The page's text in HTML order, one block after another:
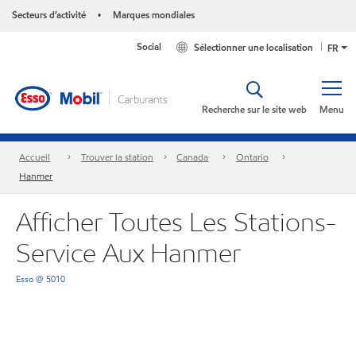
Secteurs d’activité • Marques mondiales
FR
Sélectionner une localisation
Social
Menu
Recherche sur le site web
Accueil Trouver la station Canada
Ontario
Hanmer
Afficher Toutes Les Stations-
Service Aux Hanmer
Esso @ 5010